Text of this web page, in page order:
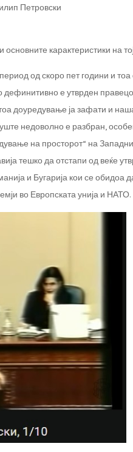
Петровски
карактеристики на
од скоро пет години и
дефинитивно е утврден
доуредување ја зафати и
недоволно е разбран,
на просторот“ на
тешко да отстапи од веќе
и Бугарија кои се обидоа
во Европската унија и НАТО.